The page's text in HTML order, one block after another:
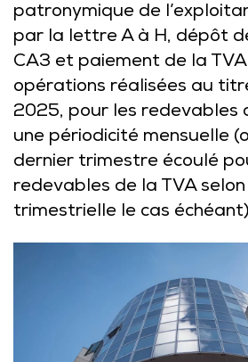
patronymique de
par la lettre A à H, dépôt
CA3 et paiement de la
opérations réalisées au
2025, pour les redevables
une périodicité mensuelle
dernier trimestre écoulé
redevables de la TVA
trimestrielle le cas échéant)